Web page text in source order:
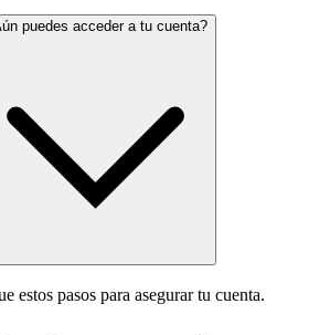
puedes acceder a tu cuenta?
estos pasos para asegurar tu cuenta.